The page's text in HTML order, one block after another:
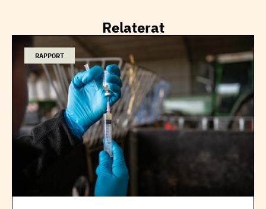
Relaterat
RAPPORT